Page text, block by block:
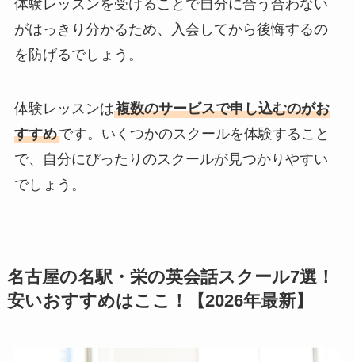
体験レッスンを受けることで自分に合う合わない
がはっきり分かるため、入会してから後悔するの
を防げるでしょう。
体験レッスンは複数のサービスで申し込むのがお
すすめです。いくつかのスクールを体験すること
で、自分にぴったりのスクールが見つかりやすい
でしょう。
名古屋の名駅・栄の英会話スクール7選！
安いおすすめはここ！【2026年最新】